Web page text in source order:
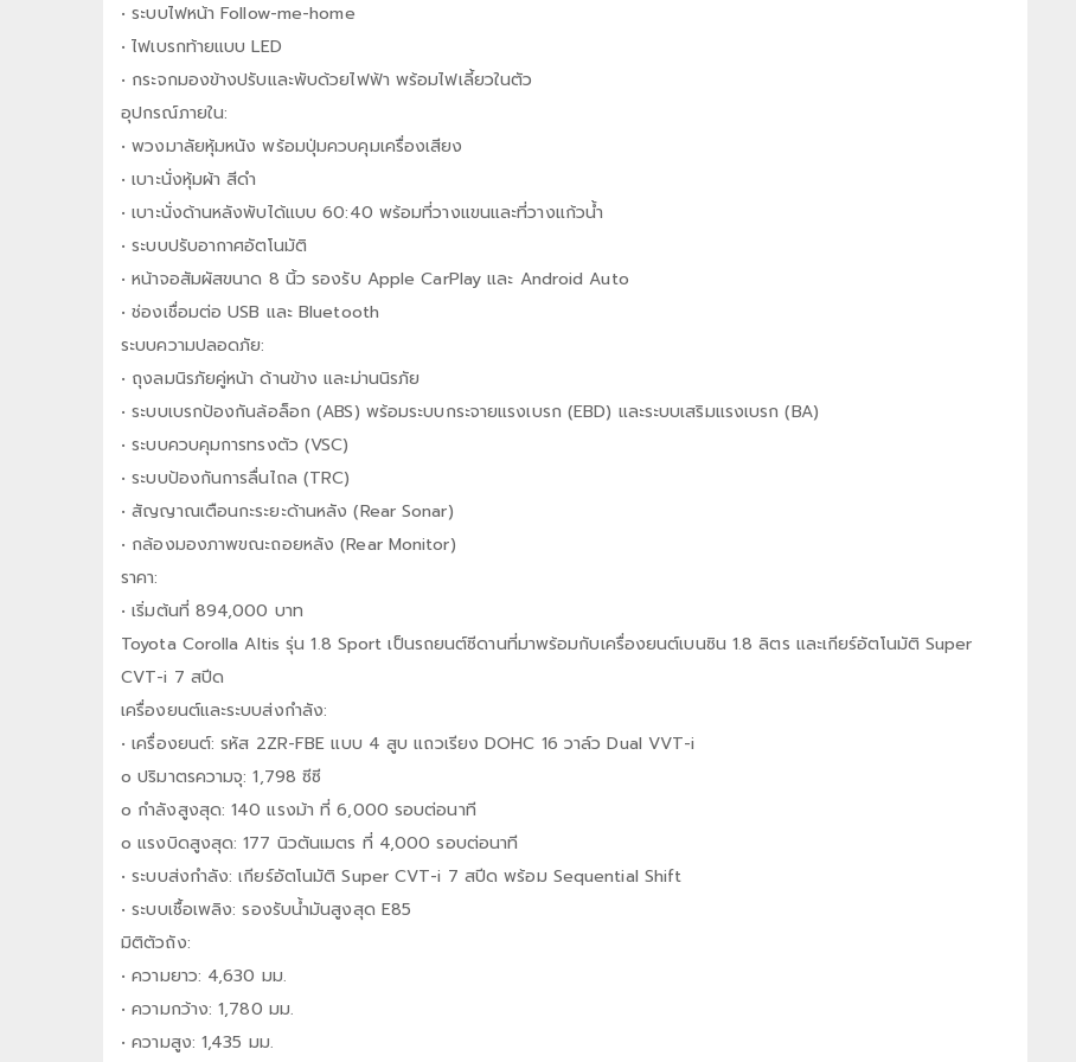
• ระบบไฟหน้า Follow-me-home
• ไฟเบรกท้ายแบบ LED
• กระจกมองข้างปรับและพับด้วยไฟฟ้า พร้อมไฟเลี้ยวในตัว
อุปกรณ์ภายใน:
• พวงมาลัยหุ้มหนัง พร้อมปุ่มควบคุมเครื่องเสียง
• เบาะนั่งหุ้มผ้า สีดำ
• เบาะนั่งด้านหลังพับได้แบบ 60:40 พร้อมที่วางแขนและที่วางแก้วน้ำ
• ระบบปรับอากาศอัตโนมัติ
• หน้าจอสัมผัสขนาด 8 นิ้ว รองรับ Apple CarPlay และ Android Auto
• ช่องเชื่อมต่อ USB และ Bluetooth
ระบบความปลอดภัย:
• ถุงลมนิรภัยคู่หน้า ด้านข้าง และม่านนิรภัย
• ระบบเบรกป้องกันล้อล็อก (ABS) พร้อมระบบกระจายแรงเบรก (EBD) และระบบเสริมแรงเบรก (BA)
• ระบบควบคุมการทรงตัว (VSC)
• ระบบป้องกันการลื่นไถล (TRC)
• สัญญาณเตือนกะระยะด้านหลัง (Rear Sonar)
• กล้องมองภาพขณะถอยหลัง (Rear Monitor)
ราคา:
• เริ่มต้นที่ 894,000 บาท
Toyota Corolla Altis รุ่น 1.8 Sport เป็นรถยนต์ซีดานที่มาพร้อมกับเครื่องยนต์เบนซิน 1.8 ลิตร และเกียร์อัตโนมัติ Super
CVT-i 7 สปีด
เครื่องยนต์และระบบส่งกำลัง:
• เครื่องยนต์: รหัส 2ZR-FBE แบบ 4 สูบ แถวเรียง DOHC 16 วาล์ว Dual VVT-i
o ปริมาตรความจุ: 1,798 ซีซี
o กำลังสูงสุด: 140 แรงม้า ที่ 6,000 รอบต่อนาที
o แรงบิดสูงสุด: 177 นิวตันเมตร ที่ 4,000 รอบต่อนาที
• ระบบส่งกำลัง: เกียร์อัตโนมัติ Super CVT-i 7 สปีด พร้อม Sequential Shift
• ระบบเชื้อเพลิง: รองรับน้ำมันสูงสุด E85
มิติตัวถัง:
• ความยาว: 4,630 มม.
• ความกว้าง: 1,780 มม.
• ความสูง: 1,435 มม.